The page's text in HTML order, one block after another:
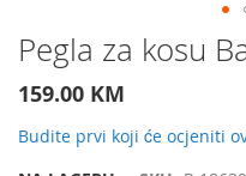
Preskočite
na
početak
galerije
slika
Pegla za kosu
159.00 KM
Budite prvi koji će ocjeniti